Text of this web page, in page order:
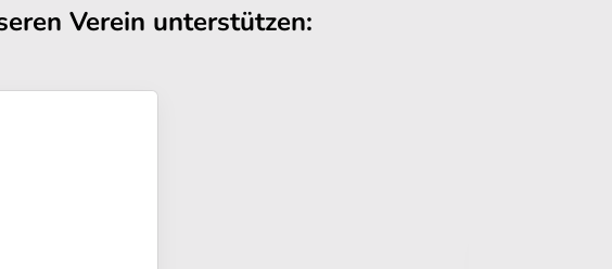
Verein unterstützen: